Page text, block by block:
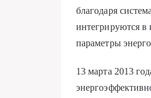
благодаря
интегрируются
параметры
13 марта 2013